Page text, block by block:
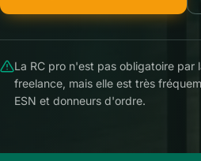
La RC pro n'est pas obligatoire par
freelance, mais elle est très
ESN et donneurs d'ordre.